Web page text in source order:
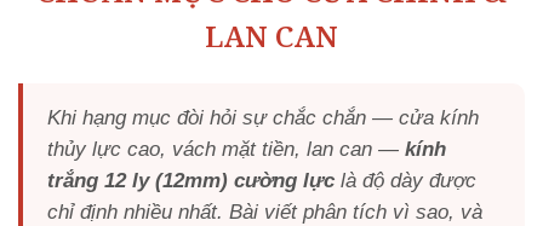
LAN CAN
Khi hạng mục đòi hỏi sự chắc chắn — cửa kính
thủy lực cao, vách mặt tiền, lan can — kính
trắng 12 ly (12mm) cường lực là độ dày được
chỉ định nhiều nhất. Bài viết phân tích vì sao, và